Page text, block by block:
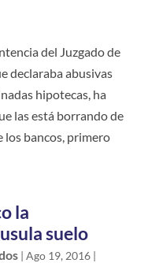
del Juzgado de
declaraba abusivas
hipotecas, ha
las está borrando de
los bancos, primero
la
suelo
| Ago 19, 2016|